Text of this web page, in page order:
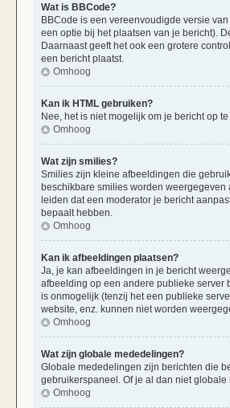
Wat is BBCode?
BBCode is een vereenvoudigde versie
een optie bij het plaatsen van je bericht).
Daarnaast geeft het ook een grotere
een bericht plaatst.
Omhoog
Kan ik HTML gebruiken?
Nee, het is niet mogelijk om je bericht op
Omhoog
Wat zijn smilies?
Smilies zijn kleine afbeeldingen die
beschikbare smilies worden weergegeven
leiden dat een moderator je bericht
bepaalt hebben.
Omhoog
Kan ik afbeeldingen plaatsen?
Ja, je kan afbeeldingen in je bericht
afbeelding op een andere publieke server
is onmogelijk (tenzij het een publieke
website, enz. kunnen niet worden
Omhoog
Wat zijn globale mededelingen?
Globale mededelingen zijn berichten die
gebruikerspaneel. Of je al dan niet
Omhoog